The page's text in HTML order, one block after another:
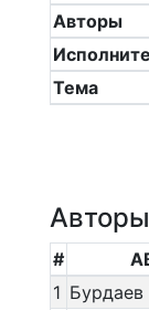
Авторы
Тема
Авторы
#
1 Бурдаев